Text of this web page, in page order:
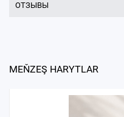
ОТЗЫВЫ
MEŇZEŞ HARYTLAR